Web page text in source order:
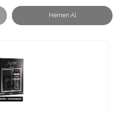
Hemen Al